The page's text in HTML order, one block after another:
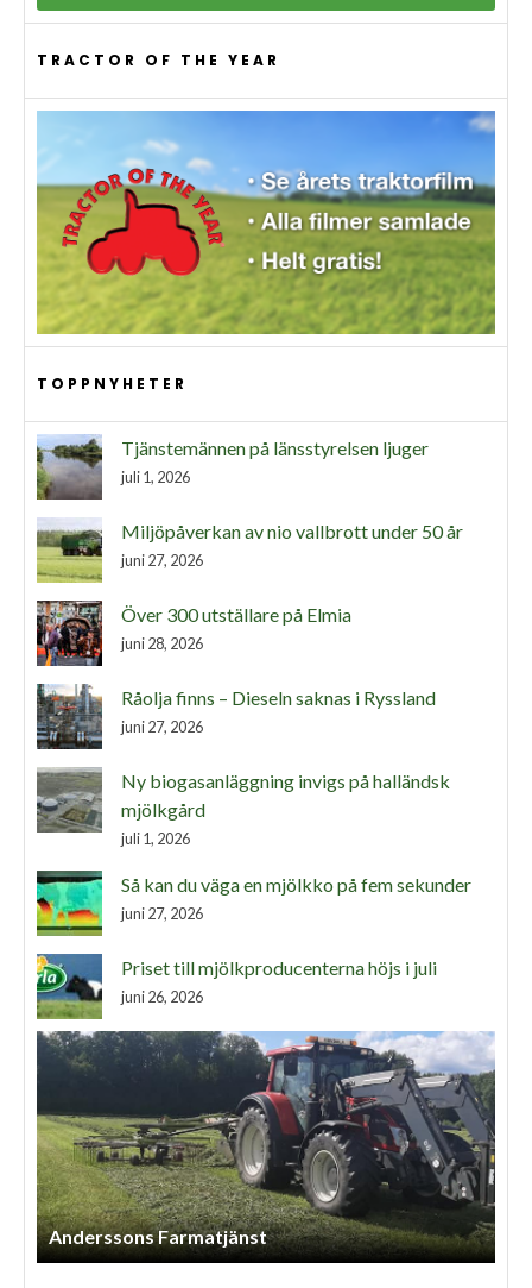
TRACTOR OF THE YEAR
TOPPNYHETER
Tjänstemännen på länsstyrelsen ljuger
juli 1, 2026
Miljöpåverkan av nio vallbrott under 50 år
juni 27, 2026
Över 300 utställare på Elmia
juni 28, 2026
Råolja finns – Dieseln saknas i Ryssland
juni 27, 2026
Ny biogasanläggning invigs på halländsk
mjölkgård
juli 1, 2026
Så kan du väga en mjölkko på fem sekunder
juni 27, 2026
Priset till mjölkproducenterna höjs i juli
juni 26, 2026
Anderssons Farmatjänst